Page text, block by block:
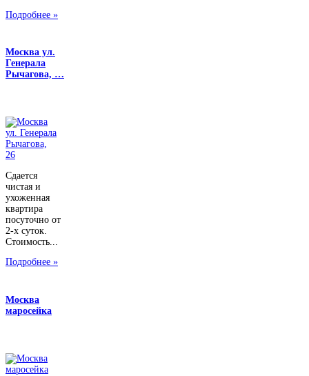
Подробнее »
Москва ул.
Генерала
Рычагова, …
Сдается
чистая и
ухоженная
квартира
посуточно от
2-х суток.
Стоимость...
Подробнее »
Москва
маросейка